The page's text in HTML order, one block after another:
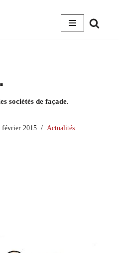
sociétés de façade.
février 2015 Actualités